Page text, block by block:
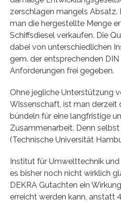
zerschlagen mangels Absatz.
man die hergestellte Menge
Schiffsdiesel verkaufen. Die
dabei von unterschiedlichen
gem. der entsprechenden
Anforderungen frei gegeben.
Ohne jegliche Unterstützung
Wissenschaft, ist man derzeit
bündeln für eine langfristige
Zusammenarbeit. Denn selbst
(Technische Universität
Institut für Umwelttechnik
es bisher noch nicht wirklich
DEKRA Gutachten ein
erreicht werden kann, anstatt